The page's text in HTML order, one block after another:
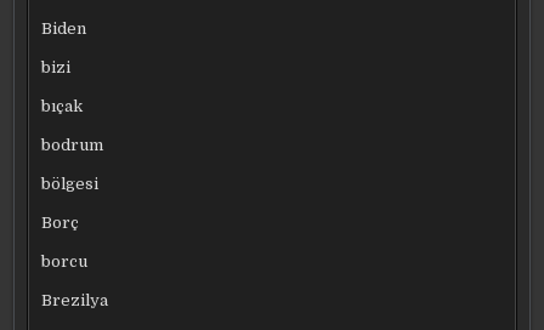
Biden
bizi
bıçak
bodrum
bölgesi
Borç
borcu
Brezilya